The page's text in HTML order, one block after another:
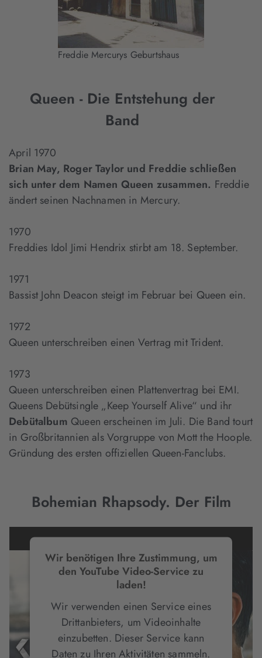
Freddie Mercurys Geburtshaus
Queen - Die Entstehung der
Band
April 1970
Brian May, Roger Taylor und Freddie schließen
sich unter dem Namen Queen zusammen. Freddie
ändert seinen Nachnamen in Mercury.
1970
Freddies Idol Jimi Hendrix stirbt am 18. September.
1971
Bassist John Deacon steigt im Februar bei Queen ein.
1972
Queen unterschreiben einen Vertrag mit Trident.
1973
Queen unterschreiben einen Plattenvertrag bei EMI.
Queens Debütsingle „Keep Yourself Alive“ und ihr
Debütalbum Queen erscheinen im Juli. Die Band tourt
in Großbritannien als Vorgruppe von Mott the Hoople.
Gründung des ersten offiziellen Queen-Fanclubs.
Bohemian Rhapsody. Der Film
Wir benötigen Ihre Zustimmung, um
den YouTube Video-Service zu
laden!
Wir verwenden einen Service eines
Drittanbieters, um Videoinhalte
einzubetten. Dieser Service kann
Daten zu Ihren Aktivitäten sammeln.